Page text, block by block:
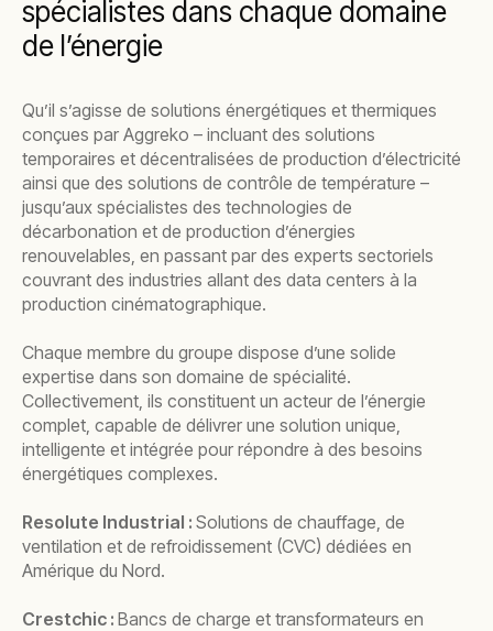
spécialistes dans chaque domaine
de l’énergie
Qu’il s’agisse de solutions énergétiques et thermiques
conçues par Aggreko – incluant des solutions
temporaires et décentralisées de production d’électricité
ainsi que des solutions de contrôle de température –
jusqu’aux spécialistes des technologies de
décarbonation et de production d’énergies
renouvelables, en passant par des experts sectoriels
couvrant des industries allant des data centers à la
production cinématographique.
Chaque membre du groupe dispose d’une solide
expertise dans son domaine de spécialité.
Collectivement, ils constituent un acteur de l’énergie
complet, capable de délivrer une solution unique,
intelligente et intégrée pour répondre à des besoins
énergétiques complexes.
Resolute Industrial : Solutions de chauffage, de
ventilation et de refroidissement (CVC) dédiées en
Amérique du Nord.
Crestchic : Bancs de charge et transformateurs en